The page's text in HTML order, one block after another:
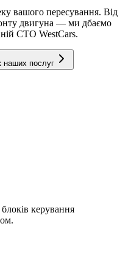
вашого пересування. Від
двигуна — ми дбаємо
СТО WestCars.
наших послуг
керування